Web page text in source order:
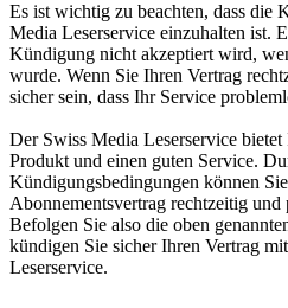
Es ist wichtig zu beachten, dass die
Media Leserservice einzuhalten ist.
Kündigung nicht akzeptiert wird,
wurde. Wenn Sie Ihren Vertrag
sicher sein, dass Ihr Service
Der Swiss Media Leserservice bietet
Produkt und einen guten Service.
Kündigungsbedingungen können
Abonnementsvertrag rechtzeitig
Befolgen Sie also die oben
kündigen Sie sicher Ihren Vertrag
Leserservice.